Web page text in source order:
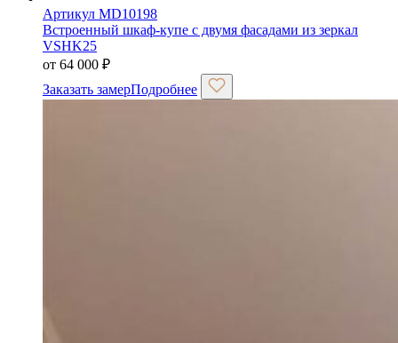
Артикул MD10198
Встроенный шкаф-купе с двумя фасадами из зеркал
VSHK25
от 64 000 ₽
Заказать замерПодробнее